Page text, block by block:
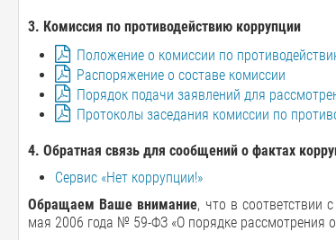
3. Комиссия по противодействию коррупции
Положение о комиссии по
Распоряжение о составе комиссии
Порядок подачи заявлений для
Протоколы заседания комиссии по
4. Обратная связь для сообщений о фактах
Сервис «Нет коррупции!»
Обращаем Ваше внимание, что в соответствии
мая 2006 года № 59-ФЗ «О порядке рассмотрения